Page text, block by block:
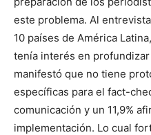
este problema. Al
10 países de América
tenía interés en
manifestó que no tiene
específicas para el fact-
comunicación y un 11,9%
implementación. Lo cual